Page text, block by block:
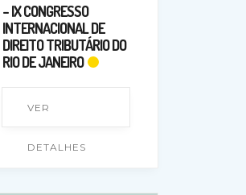
– IX CONGRESSO
INTERNACIONAL DE
DIREITO TRIBUTÁRIO DO
RIO DE JANEIRO
VER
DETALHES